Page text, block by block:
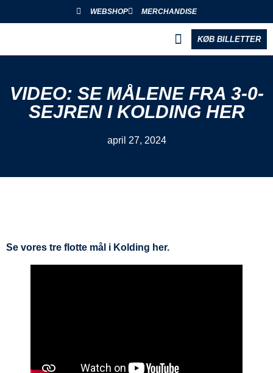
WEBSHOP MERCHANDISE
KØB BILLETTER
VIDEO: SE MÅLENE FRA 3-0-
SEJREN I KOLDING HER
april 27, 2024
Se vores tre flotte mål i Kolding her.